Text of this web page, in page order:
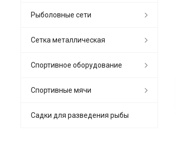
Рыболовные сети
Сетка металлическая
Спортивное оборудование
Спортивные мячи
Садки для разведения рыбы